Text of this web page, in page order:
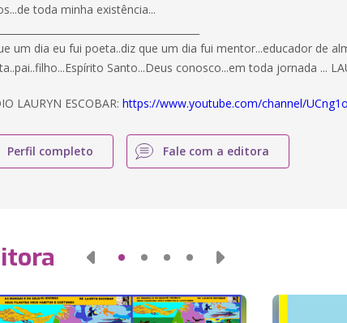
toda minha existência...
um dia eu fui poeta..diz que um dia fui mentor...educador de
Santo...Deus conosco...em toda jornada ...
LAURYN ESCOBAR:https://www.youtube.com/channel/
Perfil completo Fale com a editora